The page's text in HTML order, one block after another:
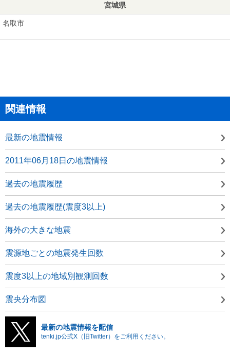
宮城県
名取市
関連情報
最新の地震情報
2011年06月18日の地震情報
過去の地震履歴
過去の地震履歴(震度3以上)
海外の大きな地震
震源地ごとの地震発生回数
震度3以上の地域別観測回数
震央分布図
最新の地震情報を配信
tenki.jp公式X（旧Twitter）をご利用ください。